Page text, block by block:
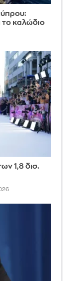
το καλώδιο
1,8 δισ.